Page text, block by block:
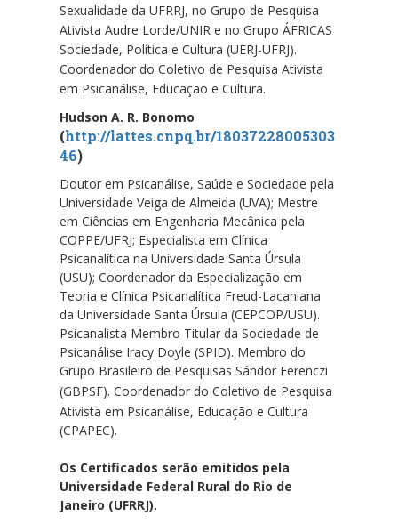
Sexualidade da UFRRJ, no Grupo de Pesquisa
Ativista Audre Lorde/UNIR e no Grupo ÁFRICAS
Sociedade, Política e Cultura (UERJ-UFRJ).
Coordenador do Coletivo de Pesquisa Ativista
em Psicanálise, Educação e Cultura.
Hudson A. R. Bonomo
(http://lattes.cnpq.br/18037228005303
46)
Doutor em Psicanálise, Saúde e Sociedade pela
Universidade Veiga de Almeida (UVA); Mestre
em Ciências em Engenharia Mecânica pela
COPPE/UFRJ; Especialista em Clínica
Psicanalítica na Universidade Santa Úrsula
(USU); Coordenador da Especialização em
Teoria e Clínica Psicanalítica Freud-Lacaniana
da Universidade Santa Úrsula (CEPCOP/USU).
Psicanalista Membro Titular da Sociedade de
Psicanálise Iracy Doyle (SPID). Membro do
Grupo Brasileiro de Pesquisas Sándor Ferenczi
(GBPSF). Coordenadordo Coletivo de Pesquisa
Ativista em Psicanálise, Educação e Cultura
(CPAPEC).
Os Certificados serão emitidos pela
Universidade Federal Rural do Rio de
Janeiro (UFRRJ).